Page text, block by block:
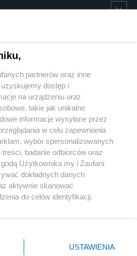
Instagram Youtube
partnerów oraz inne
dostęp i
na urządzeniu oraz
takie jak unikalne
informacje wysyłane przez
w celu zapewniania
wybór spersonalizowanych
badanie odbiorców oraz
Użytkownika my i Zaufani
dokładnych danych
aktywnie skanować
do celów identyfikacji.
przycisk ustawień prywatności
dolnym rogu strony
USTAWIENIA